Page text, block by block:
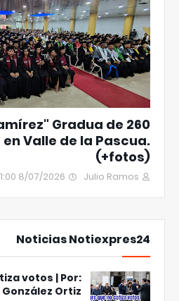
Gradua de 260
Valle de la Pascua.
(+fotos)
Julio Ramos 8/07/2026 08:21:00 ص
Noticias Notiexpres24
votos | Por:
Ortiz